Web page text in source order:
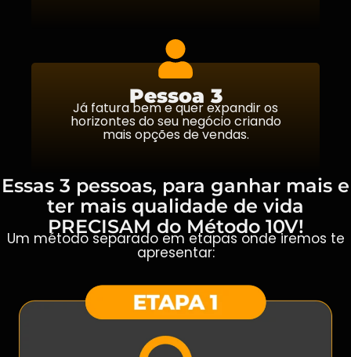
Pessoa 3
Já fatura bem e quer expandir os
horizontes do seu negócio criando
mais opções de vendas.
Essas 3 pessoas, para ganhar mais e
ter mais qualidade de vida
PRECISAM do Método 10V!
Um método separado em etapas onde iremos te
apresentar: